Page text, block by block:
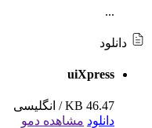
...
دانلود
uiXpress
46.47 KB
/ انگلیسی
دانلود مشاهده دمو